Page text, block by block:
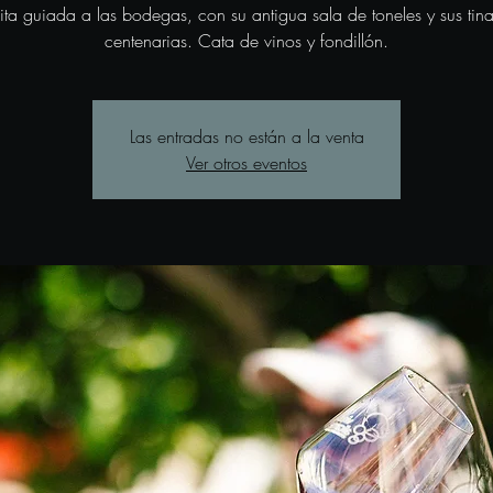
guiada a las bodegas, con su antigua sala de toneles y sus
centenarias. Cata de vinos y fondillón.
Las entradas no están a la venta
Ver otros eventos